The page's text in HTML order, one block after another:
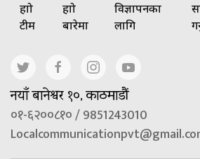
हाम्रो
टीम
हाम्रो
बारेमा
विज्ञापनका
लागि
नयाँ बानेश्वर १०, काठमाडौं
०१-६२००८१० / 9851243010